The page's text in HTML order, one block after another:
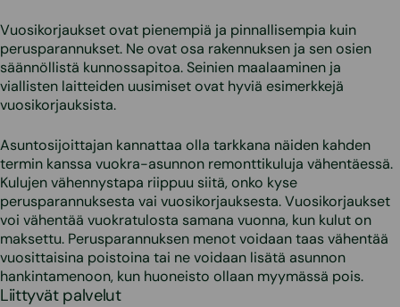
Vuosikorjaukset ovat pienempiä ja pinnallisempia kuin
perusparannukset. Ne ovat osa rakennuksen ja sen osien
säännöllistä kunnossapitoa. Seinien maalaaminen ja
viallisten laitteiden uusimiset ovat hyviä esimerkkejä
vuosikorjauksista.
Asuntosijoittajan kannattaa olla tarkkana näiden kahden
termin kanssa vuokra-asunnon remonttikuluja vähentäessä.
Kulujen vähennystapa riippuu siitä, onko kyse
perusparannuksesta vai vuosikorjauksesta. Vuosikorjaukset
voi vähentää vuokratulosta samana vuonna, kun kulut on
maksettu. Perusparannuksen menot voidaan taas vähentää
vuosittaisina poistoina tai ne voidaan lisätä asunnon
hankintamenoon, kun huoneisto ollaan myymässä pois.
Liittyvät palvelut